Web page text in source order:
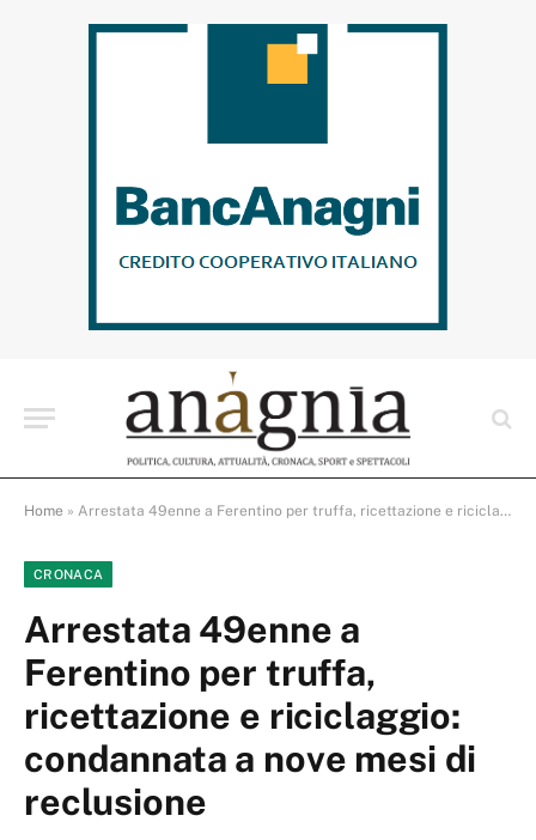
Home » Arrestata 49enne a Ferentino per truffa, ricettazione e riciclaggio: condannata a nove mesi di reclusione
CRONACA
Arrestata 49enne a
Ferentino per truffa,
ricettazione e riciclaggio:
condannata a nove mesi di
reclusione